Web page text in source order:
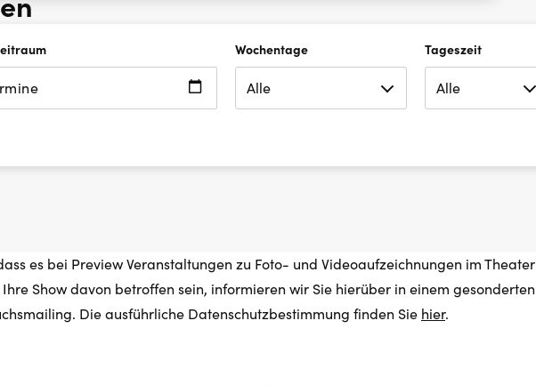
Wochentage Tageszeit
es bei Preview Veranstaltungen zu Foto- und Videoaufzeichnungen im Theater
Show davon betroffen sein, informieren wir Sie hierüber in einem gesonderten
Die ausführliche Datenschutzbestimmung finden Sie hier.